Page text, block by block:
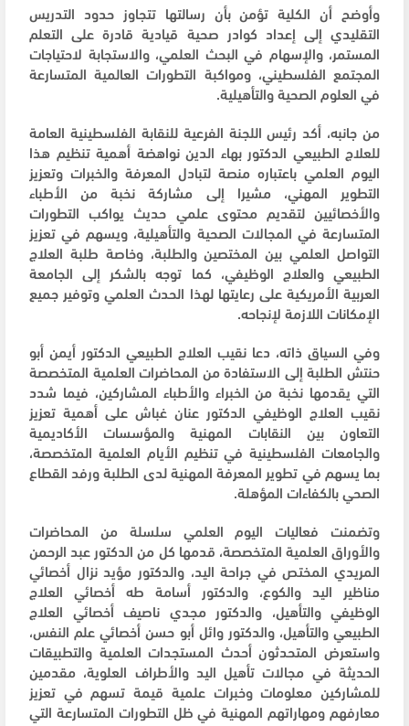
وأوضح أن الكلية تؤمن بأن رسالتها تتجاوز حدود التدريس
التقليدي إلى إعداد كوادر صحية قيادية قادرة على التعلم
المستمر، والإسهام في البحث العلمي، والاستجابة لاحتياجات
المجتمع الفلسطيني، ومواكبة التطورات العالمية المتسارعة
في العلوم الصحية والتأهيلية.
من جانبه، أكد رئيس اللجنة الفرعية للنقابة الفلسطينية العامة
للعلاج الطبيعي الدكتور بهاء الدين نواهضة أهمية تنظيم هذا
اليوم العلمي باعتباره منصة لتبادل المعرفة والخبرات وتعزيز
التطوير المهني، مشيرا إلى مشاركة نخبة من الأطباء
والأخصائيين لتقديم محتوى علمي حديث يواكب التطورات
المتسارعة في المجالات الصحية والتأهيلية، ويسهم في تعزيز
التواصل العلمي بين المختصين والطلبة، وخاصة طلبة العلاج
الطبيعي والعلاج الوظيفي، كما توجه بالشكر إلى الجامعة
العربية الأمريكية على رعايتها لهذا الحدث العلمي وتوفير جميع
الإمكانات اللازمة لإنجاحه.
وفي السياق ذاته، دعا نقيب العلاج الطبيعي الدكتور أيمن أبو
حنتش الطلبة إلى الاستفادة من المحاضرات العلمية المتخصصة
التي يقدمها نخبة من الخبراء والأطباء المشاركين، فيما شدد
نقيب العلاج الوظيفي الدكتور عنان غباش على أهمية تعزيز
التعاون بين النقابات المهنية والمؤسسات الأكاديمية
والجامعات الفلسطينية في تنظيم الأيام العلمية المتخصصة،
بما يسهم في تطوير المعرفة المهنية لدى الطلبة ورفد القطاع
الصحي بالكفاءات المؤهلة.
وتضمنت فعاليات اليوم العلمي سلسلة من المحاضرات
والأوراق العلمية المتخصصة، قدمها كل من الدكتور عبد الرحمن
المريدي المختص في جراحة اليد، والدكتور مؤيد نزال أخصائي
مناظير اليد والكوع، والدكتور أسامة طه أخصائي العلاج
الوظيفي والتأهيل، والدكتور مجدي ناصيف أخصائي العلاج
الطبيعي والتأهيل، والدكتور وائل أبو حسن أخصائي علم النفس،
واستعرض المتحدثون أحدث المستجدات العلمية والتطبيقات
الحديثة في مجالات تأهيل اليد والأطراف العلوية، مقدمين
للمشاركين معلومات وخبرات علمية قيمة تسهم في تعزيز
معارفهم ومهاراتهم المهنية في ظل التطورات المتسارعة التي